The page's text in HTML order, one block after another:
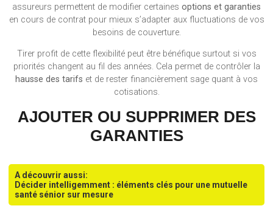
assureurs permettent de modifier certaines options et garanties
en cours de contrat pour mieux s’adapter aux fluctuations de vos
besoins de couverture.
Tirer profit de cette flexibilité peut être bénéfique surtout si vos
priorités changent au fil des années. Cela permet de contrôler la
hausse des tarifs et de rester financièrement sage quant à vos
cotisations.
AJOUTER OU SUPPRIMER DES
GARANTIES
A découvrir aussi:
Décider intelligemment : éléments clés pour une mutuelle
santé sénior sur mesure